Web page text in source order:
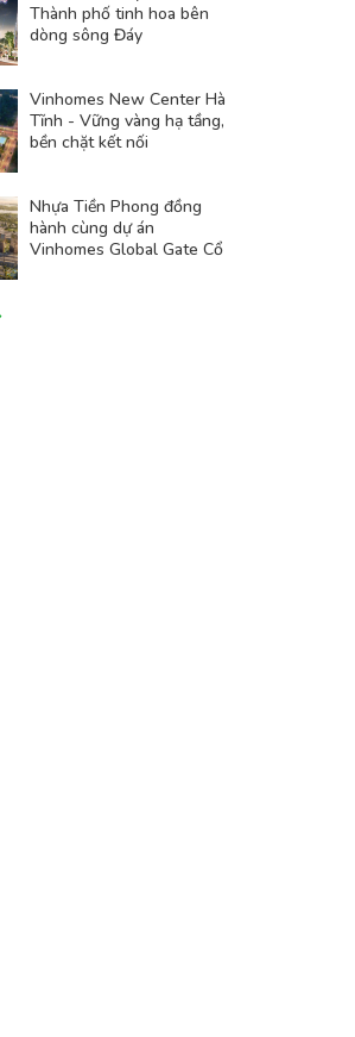
Thành phố tinh hoa bên
dòng sông Đáy
Vinhomes New Center Hà
Tĩnh - Vững vàng hạ tầng,
bền chặt kết nối
Nhựa Tiền Phong đồng
hành cùng dự án
Vinhomes Global Gate Cổ